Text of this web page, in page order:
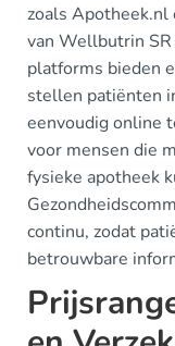
zoals
van Wellbutrin
platforms bieden
stellen patiënten
eenvoudig online
voor mensen die
fysieke apotheek
continu, zodat
betrouwbare